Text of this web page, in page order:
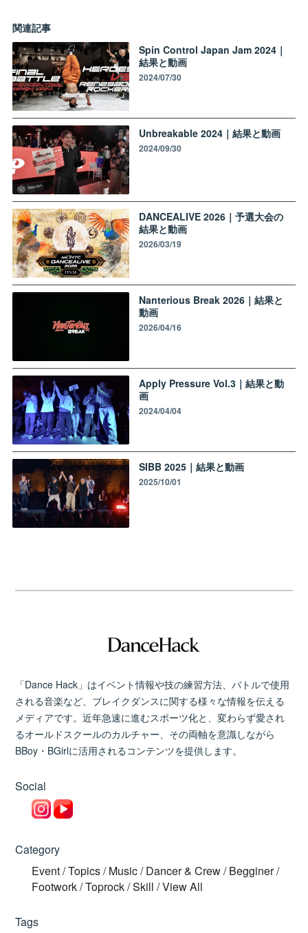
関連記事
Spin Control Japan Jam 2024｜
結果と動画
2024/07/30
Unbreakable 2024｜結果と動画
2024/09/30
DANCEALIVE 2026｜予選大会の
結果と動画
2026/03/19
Nanterious Break 2026｜結果と
動画
2026/04/16
Apply Pressure Vol.3｜結果と動
画
2024/04/04
SIBB 2025｜結果と動画
2025/10/01
「Dance Hack」はイベント情報や技の練習方法、バトルで使用
される音楽など、ブレイクダンスに関する様々な情報を伝える
メディアです。近年急速に進むスポーツ化と、変わらず愛され
るオールドスクールのカルチャー、その両軸を意識しながら
BBoy・BGirlに活用されるコンテンツを提供します。
Social
Category
Event/Topics/ Music/ Dancer & Crew/ Begginer/
Footwork/Toprock/Skill /View All
Tags